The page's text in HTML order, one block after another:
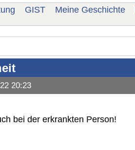
GIST Meine Geschichte
20:23
bei der erkrankten Person!